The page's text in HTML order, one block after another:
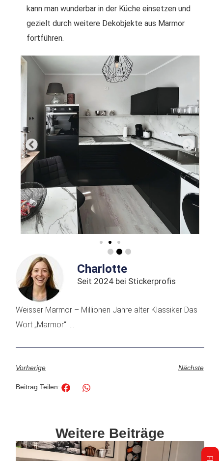
kann man wunderbar in der Küche einsetzen und
gezielt durch weitere Dekobjekte aus Marmor
fortführen.
Charlotte
Seit 2024 bei Stickerprofis
Weisser Marmor – Millionen Jahre alter Klassiker Das
Wort „Marmor“ ....
Vorherige Nächste
Beitrag Teilen:
Weitere Beiträge